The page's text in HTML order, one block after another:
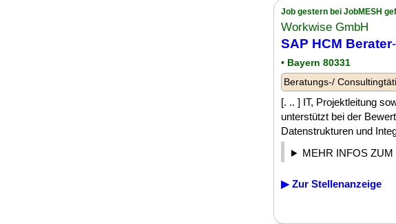
Job gestern bei JobMESH
Workwise GmbH
SAP HCM Berater
• Bayern 80331
Beratungs-/
[. .. ] IT, Projektleitung
unterstützt bei der
Datenstrukturen und
MEHR INFOS
▶ Zur Stellenanzeige